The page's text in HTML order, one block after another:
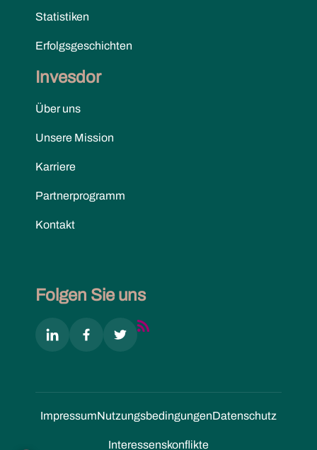
Statistiken
Erfolgsgeschichten
Invesdor
Über uns
Unsere Mission
Karriere
Partnerprogramm
Kontakt
Folgen Sie uns
ImpressumNutzungs­bedingungenDatenschutz
Interessenskonflikte